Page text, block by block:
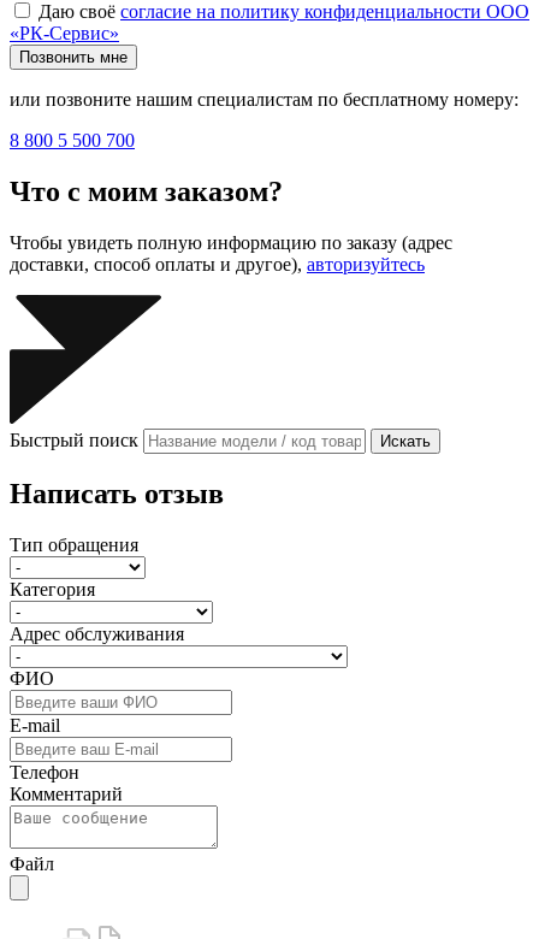
Даю своё согласие на политику конфиденциальности ООО
«РК-Сервис»
Позвонить мне
или позвоните нашим специалистам по бесплатному номеру:
8 800 5 500 700
Что с моим заказом?
Чтобы увидеть полную информацию по заказу (адрес
доставки, способ оплаты и другое), авторизуйтесь
Быстрый поиск Искать
Написать отзыв
Тип обращения
Категория
Адрес обслуживания
ФИО
E-mail
Телефон
Комментарий
Файл